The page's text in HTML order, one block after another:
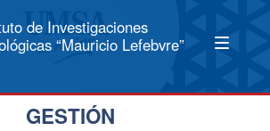
de Investigaciones
“Mauricio Lefebvre”
GESTIÓN